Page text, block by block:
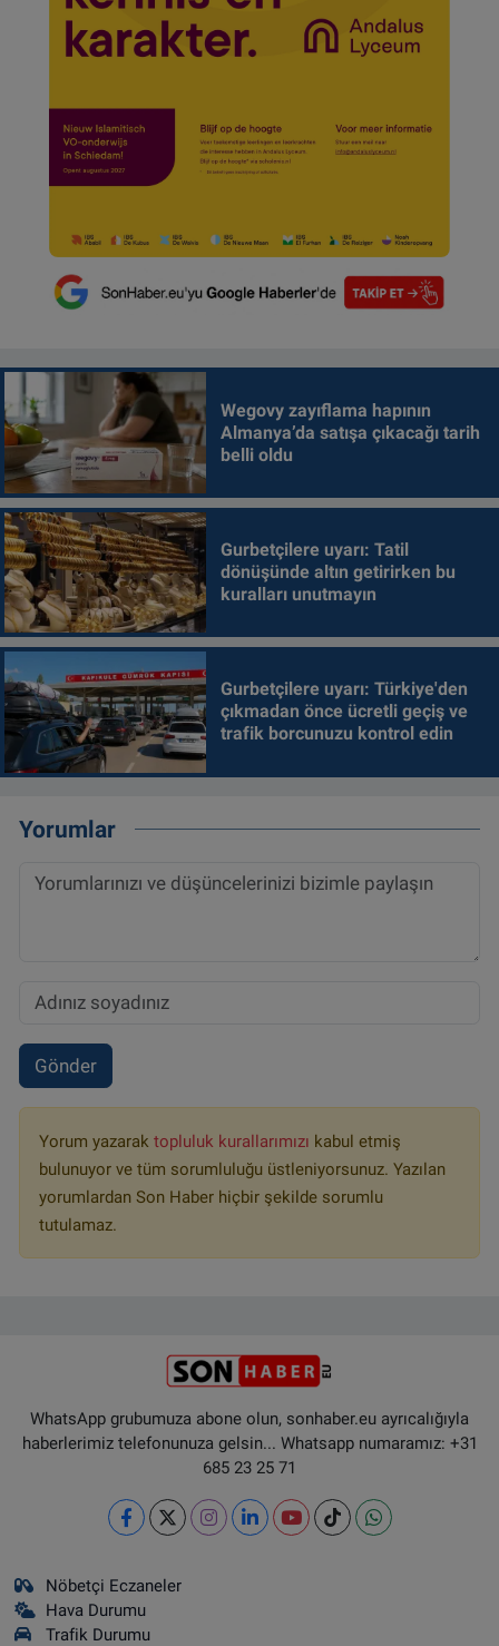
Wegovy zayıflama hapının
Almanya’da satışa çıkacağı tarih
belli oldu
Gurbetçilere uyarı: Tatil
dönüşünde altın getirirken bu
kuralları unutmayın
Gurbetçilere uyarı: Türkiye'den
çıkmadan önce ücretli geçiş ve
trafik borcunuzu kontrol edin
Yorumlar
Gönder
Yorum yazarak topluluk kurallarımızı kabul etmiş
bulunuyor ve tüm sorumluluğu üstleniyorsunuz. Yazılan
yorumlardan Son Haber hiçbir şekilde sorumlu
tutulamaz.
WhatsApp grubumuza abone olun, sonhaber.eu ayrıcalığıyla
haberlerimiz telefonunuza gelsin... Whatsapp numaramız: +31
685 23 25 71
Nöbetçi Eczaneler
Hava Durumu
Trafik Durumu